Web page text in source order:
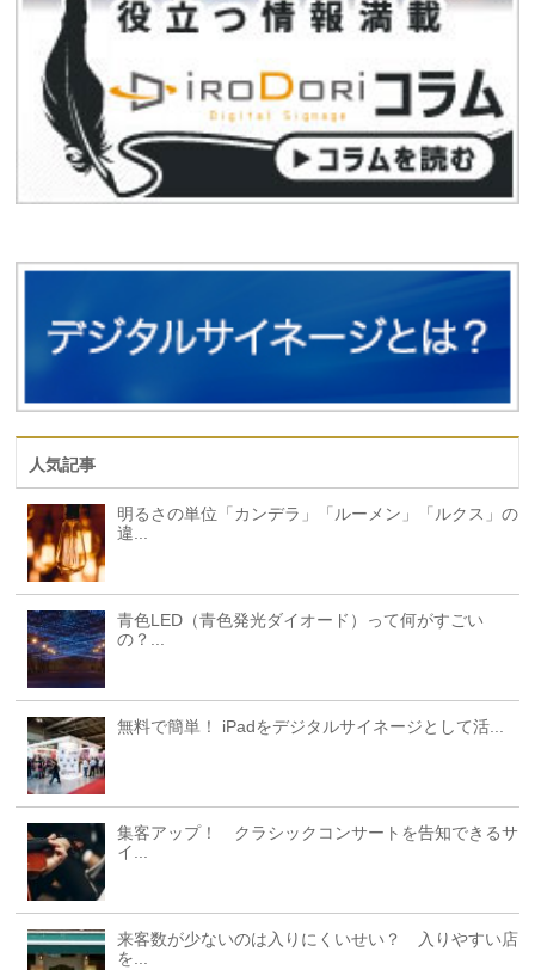
人気記事
明るさの単位「カンデラ」「ルーメン」「ルクス」の
違...
青色LED（青色発光ダイオード）って何がすごい
の？...
無料で簡単！ iPadをデジタルサイネージとして活...
集客アップ！ クラシックコンサートを告知できるサ
イ...
来客数が少ないのは入りにくいせい？ 入りやすい店
を...